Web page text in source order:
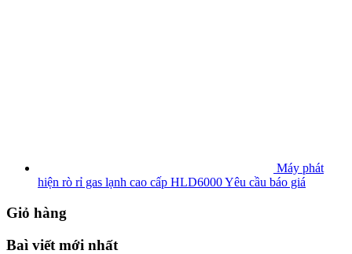
Máy phát
hiện rò rỉ gas lạnh cao cấp HLD6000Yêu cầu báo giá
Giỏ hàng
Baì viết mới nhất